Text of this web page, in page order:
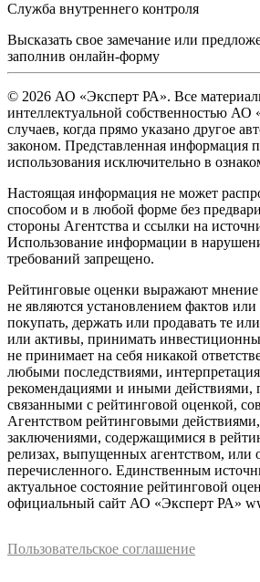
Служба внутреннего контроля
Высказать свое замечание или
заполнив онлайн-форму
© 2026 АО «Эксперт РА». Все
интеллектуальной собственностью АО
случаев, когда прямо указано другое
законом. Представленная информация
использования исключительно в
Настоящая информация не может
способом и в любой форме без
стороны Агентства и ссылки на
Использование информации в
требований запрещено.
Рейтинговые оценки выражают
не являются установлением фактов
покупать, держать или продавать те
или активы, принимать
не принимает на себя никакой
любыми последствиями,
рекомендациями и иными действиями,
связанными с рейтинговой оценкой,
Агентством рейтинговыми
заключениями, содержащимися в
релизах, выпущенных агентством, или
перечисленного. Единственным
актуальное состояние рейтинговой
официальный сайт АО «Эксперт РА»
Пользовательское соглашение